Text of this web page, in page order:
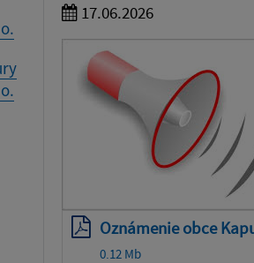
17.06.2026
Oznámenie obce
0.12 Mb